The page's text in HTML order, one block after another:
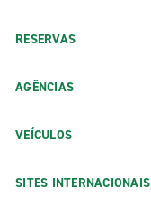
RESERVAS
AGÊNCIAS
VEÍCULOS
SITES INTERNACIONAIS